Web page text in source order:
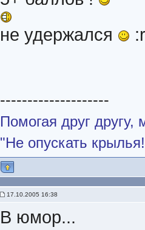
не удержался
--------------------
Помогая друг
"Не опускать
17.10.2005 16:38
В юмор...